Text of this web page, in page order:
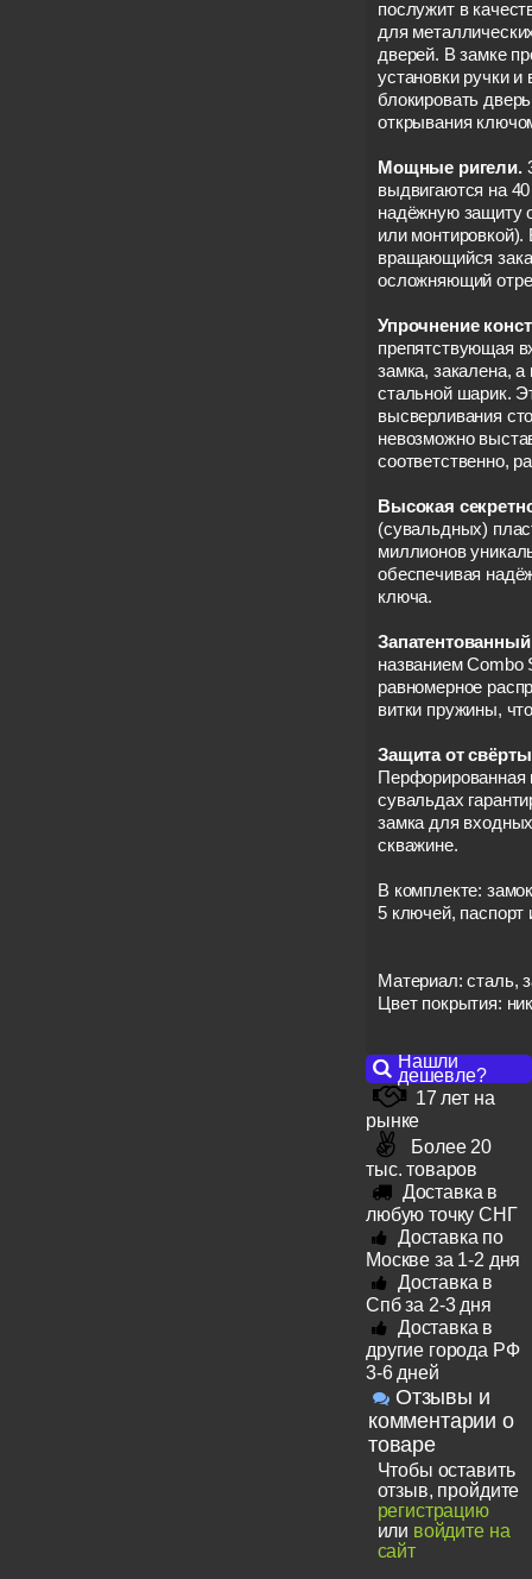
послужит в
для
дверей. В замке
установки ручки
блокировать
открывания
Мощные ригели.
выдвигаются на
надёжную защиту
или
вращающийся
осложняющий
Упрочнение
препятствующая
замка, закалена, а
стальной шарик.
высверливания
невозможно
соответственно,
Высокая
(сувальдных)
миллионов
обеспечивая
ключа.
названием Combo
равномерное
витки пружины,
Защита от
Перфорированная
сувальдах
замка для
скважине.
В комплекте:
5 ключей, паспорт
Материал: сталь,
Цвет покрытия:
Нашли
дешевле?
17 лет на
рынке
Более 20
тыс. товаров
Доставка в
любую точку СНГ
Доставка по
Москве за 1-2 дня
Доставка в
Спб за 2-3 дня
Доставка в
другие города РФ
3-6 дней
Отзывы и
комментарии о
товаре
Чтобы оставить
отзыв, пройдите
регистрацию
или войдите на
сайт